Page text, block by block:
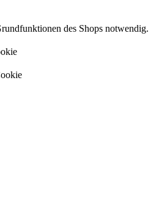
des Shops notwendig.